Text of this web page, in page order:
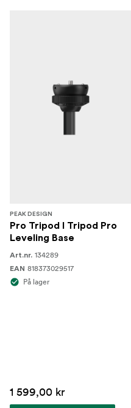
PEAK DESIGN
Pro Tripod I Tripod Pro
Leveling Base
Art.nr. 134289
EAN 818373029517
På lager
1 599,00 kr